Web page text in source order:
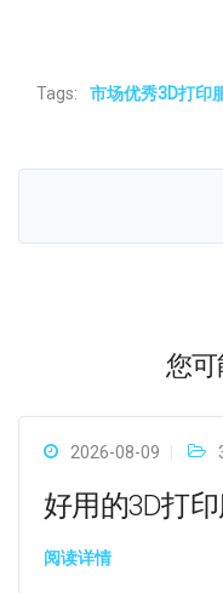
Tags: 市场优秀3D打印
您
2026-08-09
好用的3D打
阅读详情